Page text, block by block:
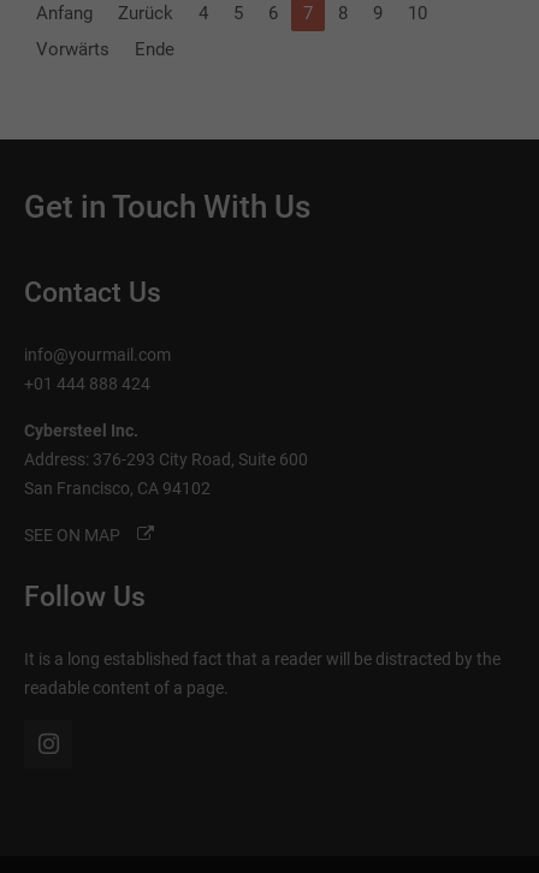
Anfang Zurück 4 5 6 7 8 9
10
Vorwärts
Ende
Get in Touch With Us
Contact Us
info@yourmail.com
+01 444 888 424
Cybersteel Inc.
Address: 376-293 City Road, Suite 600
San Francisco, CA 94102
SEE ON MAP
Follow Us
It is a long established fact that a reader will be distracted by the
readable content of a page.